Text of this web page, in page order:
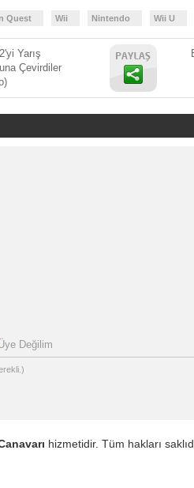
Quest Wii Nintendo Wii U
Yarış
Çevirdiler
Değilim
hizmetidir. Tüm hakları